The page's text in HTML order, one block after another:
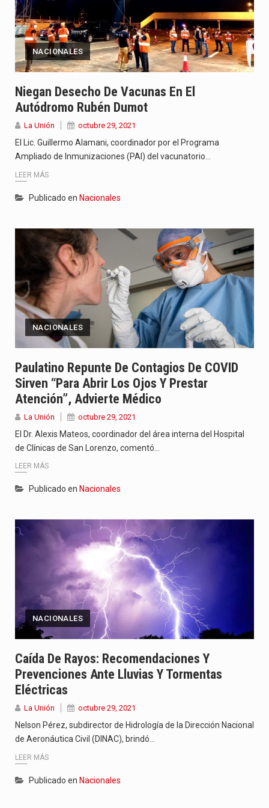
NACIONALES
Niegan Desecho De Vacunas En El
Autódromo Rubén Dumot
La Unión octubre 29, 2021
El Lic. Guillermo Alamani, coordinador por el Programa
Ampliado de Inmunizaciones (PAI) del vacunatorio…
LEER MÁS
Publicado en Nacionales
NACIONALES
Paulatino Repunte De Contagios De COVID
Sirven “para Abrir Los Ojos Y Prestar
Atención”, Advierte Médico
La Unión octubre 29, 2021
El Dr. Alexis Mateos, coordinador del área interna del Hospital
de Clínicas de San Lorenzo, comentó…
LEER MÁS
Publicado en Nacionales
NACIONALES
Caída De Rayos: Recomendaciones Y
Prevenciones Ante Lluvias Y Tormentas
Eléctricas
La Unión octubre 29, 2021
Nelson Pérez, subdirector de Hidrología de la Dirección Nacional
de Aeronáutica Civil (DINAC), brindó…
LEER MÁS
Publicado en Nacionales